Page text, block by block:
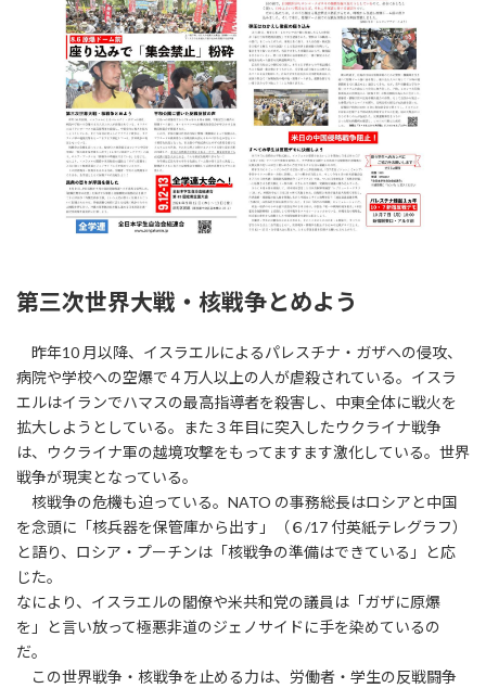
日
時
:
第三次世界大戦・核戦争とめよう
昨年10 月以降、イスラエルによるパレスチナ・ガザへの侵攻、
病院や学校への空爆で４万人以上の人が虐殺されている。イスラ
エルはイランでハマスの最高指導者を殺害し、中東全体に戦火を
拡大しようとしている。また３年目に突入したウクライナ戦争
は、ウクライナ軍の越境攻撃をもってますます激化している。世界
戦争が現実となっている。
核戦争の危機も迫っている。NATO の事務総長はロシアと中国
を念頭に「核兵器を保管庫から出す」（６/17 付英紙テレグラフ）
と語り、ロシア・プーチンは「核戦争の準備はできている」と応
じた。
なにより、イスラエルの閣僚や米共和党の議員は「ガザに原爆
を」と言い放って極悪非道のジェノサイドに手を染めているの
だ。
この世界戦争・核戦争を止める力は、労働者・学生の反戦闘争